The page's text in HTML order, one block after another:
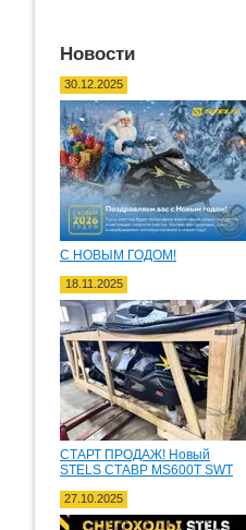
Новости
30.12.2025
С НОВЫМ ГОДОМ!
18.11.2025
СТАРТ ПРОДАЖ! Новый
STELS СТАВР MS600T SWT
27.10.2025